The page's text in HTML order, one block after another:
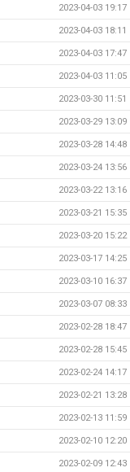
2023-04-03 19:17
2023-04-03 18:11
2023-04-03 17:47
2023-04-03 11:05
2023-03-30 11:51
2023-03-29 13:09
2023-03-28 14:48
2023-03-24 13:56
2023-03-22 13:16
2023-03-21 15:35
2023-03-20 15:22
2023-03-17 14:25
2023-03-10 16:37
2023-03-07 08:33
2023-02-28 18:47
2023-02-28 15:45
2023-02-24 14:17
2023-02-21 13:28
2023-02-13 11:59
2023-02-10 12:20
2023-02-09 12:43